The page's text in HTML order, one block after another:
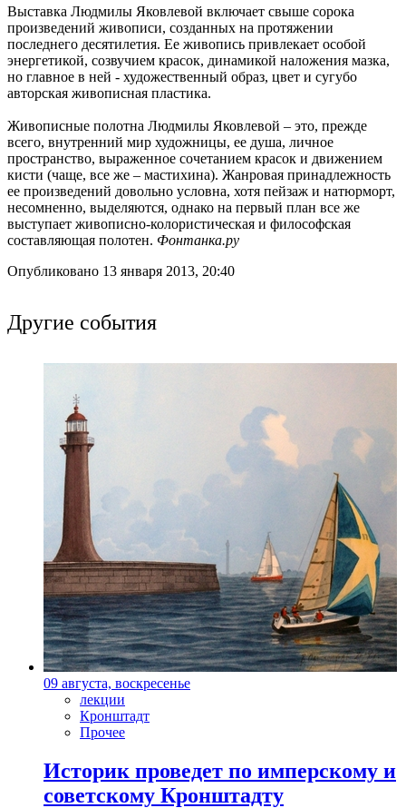
Выставка Людмилы Яковлевой включает свыше сорока
произведений живописи, созданных на протяжении
последнего десятилетия. Ее живопись привлекает особой
энергетикой, созвучием красок, динамикой наложения мазка,
но главное в ней - художественный образ, цвет и сугубо
авторская живописная пластика.
Живописные полотна Людмилы Яковлевой – это, прежде
всего, внутренний мир художницы, ее душа, личное
пространство, выраженное сочетанием красок и движением
кисти (чаще, все же – мастихина). Жанровая принадлежность
ее произведений довольно условна, хотя пейзаж и натюрморт,
несомненно, выделяются, однако на первый план все же
выступает живописно-колористическая и философская
составляющая полотен. Фонтанка.ру
Опубликовано 13 января 2013, 20:40
Другие события
09 августа, воскресенье
лекции
Кронштадт
Прочее
Историк проведет по имперскому и
советскому Кронштадту